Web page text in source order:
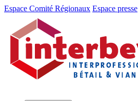
Aller
Aller
contenu
Espace Comité Régionaux Espace presse